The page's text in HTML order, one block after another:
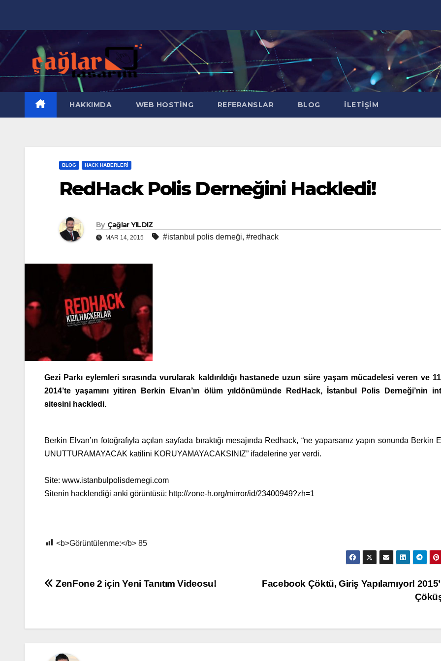
content
HAKKIMDA WEB HOSTING REFERANSLAR BLOG İLETIŞIM
BLOG HACK HABERLERI
RedHack Polis Derneğini Hackledi!
By Çağlar YILDIZ
MAR 14, 2015 #istanbul polis derneği, #redhack
Gezi Parkı eylemleri sırasında vurularak kaldırıldığı hastanede uzun süre yaşam mücadelesi veren ve
2014’te yaşamını yitiren Berkin Elvan’ın ölüm yıldönümünde RedHack, İstanbul Polis Derneği’nin
sitesini hackledi.
Berkin Elvan’ın fotoğrafıyla açılan sayfada bıraktığı mesajında Redhack, “ne yaparsanız yapın sonunda Berkin
UNUTTURAMAYACAK katilini KORUYAMAYACAKSINIZ” ifadelerine yer verdi.
Site: www.istanbulpolisdernegi.com
Sitenin hacklendiği anki görüntüsü: http://zone-h.org/mirror/id/23400949?zh=1
<b>Görüntülenme:</b> 85
Yazı
Facebook Çöktü, Giriş Yapılamıyor!
ZenFone 2 için Yeni Tanıtım Videosu!